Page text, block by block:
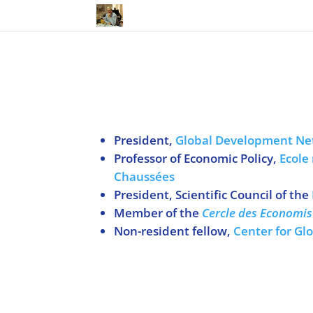
President, Global Development
Professor of Economic Policy,
Chaussées
President, Scientific Council of the
Member of the Cercle des
Non-resident fellow, Center for